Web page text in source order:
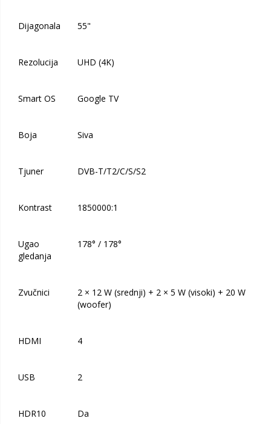
Dijagonala 55"
Rezolucija UHD (4K)
Smart OS Google TV
Boja Siva
Tjuner DVB-T/T2/C/S/S2
Kontrast 1850000:1
Ugao
gledanja
178° / 178°
Zvučnici
2 × 12 W (srednji) + 2 × 5 W (visoki) + 20 W
(woofer)
HDMI 4
USB 2
HDR10 Da